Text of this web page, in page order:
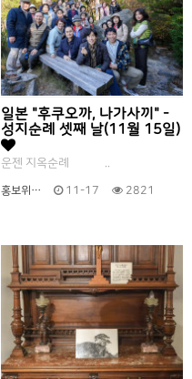
일본 "후쿠오까, 나가사끼" -
성지순례 셋째 날(11월 15일)
운젠 지옥순례 ..
홍보위… 11-17 2821